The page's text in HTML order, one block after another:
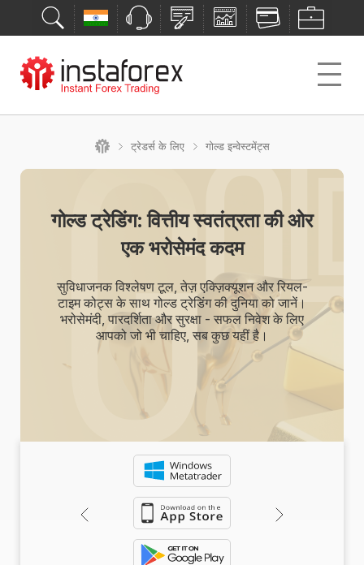
ट्रेडर्स के लिए गोल्ड इन्वेस्टमेंट्स
गोल्ड ट्रेडिंग: वित्तीय स्वतंत्रता की ओर
एक भरोसेमंद कदम
सुविधाजनक विश्लेषण टूल, तेज़ एक्ज़िक्यूशन और रियल-
टाइम कोट्स के साथ गोल्ड ट्रेडिंग की दुनिया को जानें।
भरोसेमंदी, पारदर्शिता और सुरक्षा - सफल निवेश के लिए
आपको जो भी चाहिए, सब कुछ यहीं है।